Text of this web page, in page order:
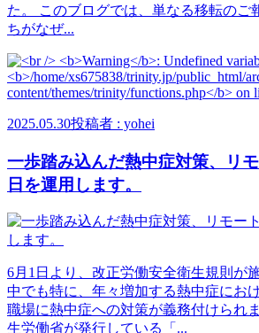
た。 このブログでは、単なる移転のご
ちがなぜ...
2025.05.30投稿者 : yohei
一歩踏み込んだ熱中症対策、リ
日を運用します。
6月1日より、改正労働安全衛生規則が
中でも特に、年々増加する熱中症にお
職場に熱中症への対策が義務付けられ
生労働省が発行している「...